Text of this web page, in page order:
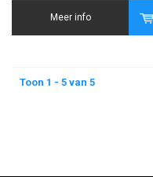
Meer info
Toon 1 - 5 van 5